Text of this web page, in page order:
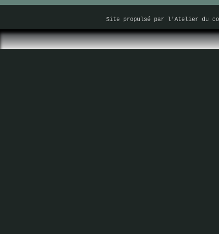
Site propulsé par l'Atelier du